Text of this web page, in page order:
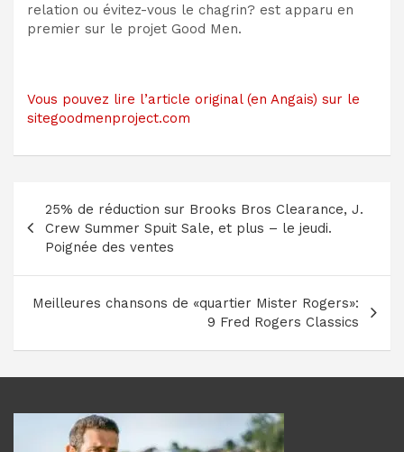
relation ou évitez-vous le chagrin? est apparu en
premier sur le projet Good Men.
Vous pouvez lire l’article original (en Angais) sur le
sitegoodmenproject.com
Navigation
de
l’article
25% de réduction sur Brooks Bros Clearance, J.
Crew Summer Spuit Sale, et plus – le jeudi.
Poignée des ventes
Meilleures chansons de «quartier Mister Rogers»:
9 Fred Rogers Classics